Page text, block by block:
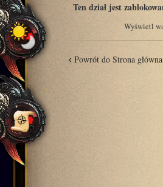
Ten dział jest
Wyświetl
Powrót do Strona